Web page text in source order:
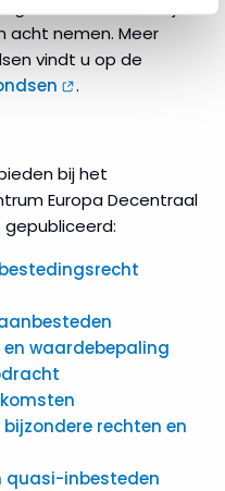
acht nemen. Meer
vindt u op de
.
bij het
Europa Decentraal
waardebepaling
bijzondere rechten en
quasi-inbesteden